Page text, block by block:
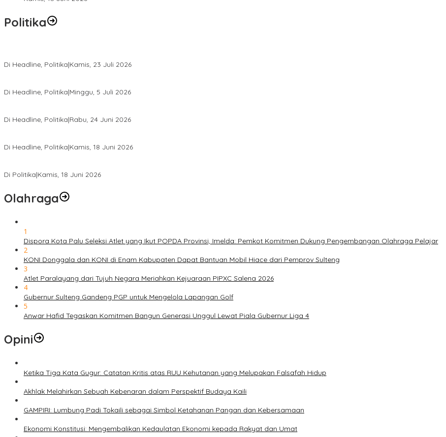
Politika
Di Headline, Politika|Kamis, 23 Juli 2026
Di Headline, Politika|Minggu, 5 Juli 2026
Di Headline, Politika|Rabu, 24 Juni 2026
Di Headline, Politika|Kamis, 18 Juni 2026
Di Politika|Kamis, 18 Juni 2026
Olahraga
1
Dispora Kota Palu Seleksi Atlet yang Ikut POPDA Provinsi, Imelda: Pemkot Komitmen Dukung Pengembangan Olahraga Pelajar
2
KONI Donggala dan KONI di Enam Kabupaten Dapat Bantuan Mobil Hiace dari Pemprov Sulteng
3
Atlet Paralayang dari Tujuh Negara Meriahkan Kejuaraan PIPXC Salena 2026
4
Gubernur Sulteng Gandeng PGP untuk Mengelola Lapangan Golf
5
Anwar Hafid Tegaskan Komitmen Bangun Generasi Unggul Lewat Piala Gubernur Liga 4
Opini
Ketika Tiga Kata Gugur: Catatan Kritis atas RUU Kehutanan yang Melupakan Falsafah Hidup
Akhlak Melahirkan Sebuah Kebenaran dalam Perspektif Budaya Kaili
GAMPIRI: Lumbung Padi Tokaili sebagai Simbol Ketahanan Pangan dan Kebersamaan
Ekonomi Konstitusi: Mengembalikan Kedaulatan Ekonomi kepada Rakyat dan Umat